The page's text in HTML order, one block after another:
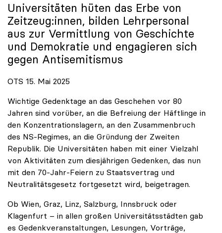
Universitäten hüten das Erbe von
Zeitzeug:innen, bilden Lehrpersonal
aus zur Vermittlung von Geschichte
und Demokratie und engagieren sich
gegen Antisemitismus
OTS 15. Mai 2025
Wichtige Gedenktage an das Geschehen vor 80
Jahren sind vorüber, an die Befreiung der Häftlinge in
den Konzentrationslagern, an den Zusammenbruch
des NS-Regimes, an die Gründung der Zweiten
Republik. Die Universitäten haben mit einer Vielzahl
von Aktivitäten zum diesjährigen Gedenken, das nun
mit den 70-Jahr-Feiern zu Staatsvertrag und
Neutralitätsgesetz fortgesetzt wird, beigetragen.
Ob Wien, Graz, Linz, Salzburg, Innsbruck oder
Klagenfurt – in allen großen Universitätsstädten gab
es Gedenkveranstaltungen, Lesungen, Vorträge,